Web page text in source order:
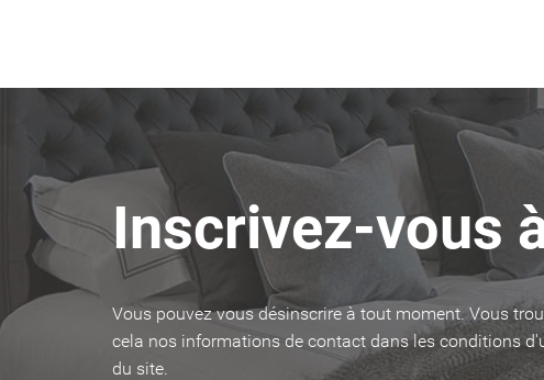
Inscrivez-vous
Vous pouvez vous désinscrire à tout moment. Vous
cela nos informations de contact dans les conditions
du site.